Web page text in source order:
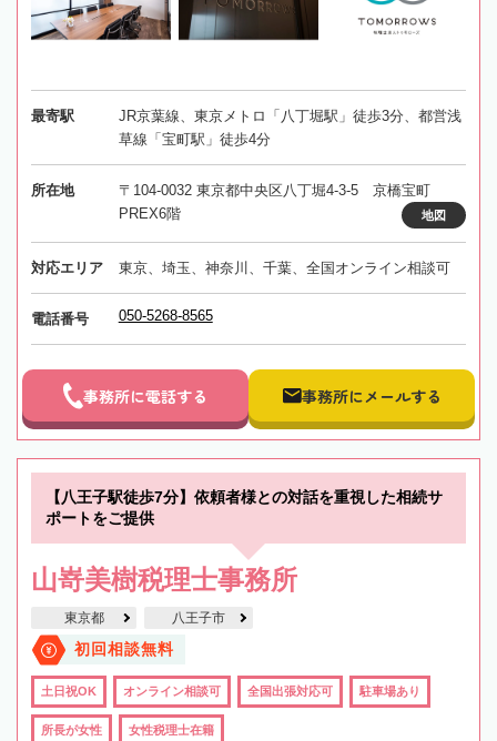
最寄駅
JR京葉線、東京メトロ「八丁堀駅」徒歩3分、都営浅
草線「宝町駅」徒歩4分
所在地
〒104-0032 東京都中央区八丁堀4-3-5 京橋宝町
PREX6階
地図
対応エリア 東京、埼玉、神奈川、千葉、全国オンライン相談可
電話番号 050-5268-8565
事務所に電話する 事務所にメールする
【八王子駅徒歩7分】依頼者様との対話を重視した相続サ
ポートをご提供
山嵜美樹税理士事務所
東京都 八王子市
初回相談無料
土日祝OK オンライン相談可 全国出張対応可 駐車場あり
所長が女性 女性税理士在籍